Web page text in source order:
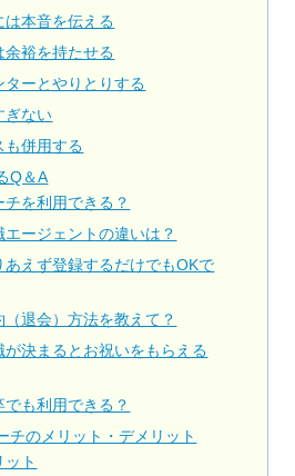
は本音を伝える
余裕を持たせる
ーとやりとりする
ぎない
も併用する
Q＆A
を利用できる？
ージェントの違いは？
あえず登録するだけでもOKで
退会）方法を教えて？
が決まるとお祝いをもらえる
も利用できる？
チのメリット・デメリット
ット